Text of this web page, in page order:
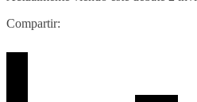
Compartir: